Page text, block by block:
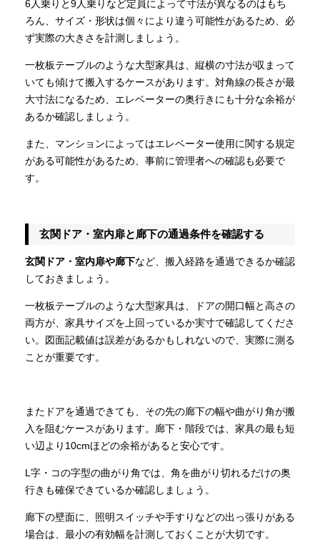
6人乗りと9人乗りなど定員によって寸法が異なるのはもち
ろん、サイズ・形状は個々により違う可能性があるため、必
ず実際の大きさを計測しましょう。
一枚板テーブルのような大型家具は、縦横の寸法が収まって
いても傾けて搬入するケースがあります。対角線の長さが最
大寸法になるため、エレベーターの奥行きにも十分な余裕が
あるか確認しましょう。
また、マンションによってはエレベーター使用に関する規定
がある可能性があるため、事前に管理者への確認も必要で
す。
玄関ドア・室内扉と廊下の通過条件を確認する
玄関ドア・室内扉や廊下など、搬入経路を通過できるか確認
しておきましょう。
一枚板テーブルのような大型家具は、ドアの開口幅と高さの
両方が、家具サイズを上回っているか実寸で確認してくださ
い。図面記載値は誤差があるかもしれないので、実際に測る
ことが重要です。
またドアを通過できても、その先の廊下の幅や曲がり角が搬
入を阻むケースがあります。廊下・階段では、家具の最も短
い辺より10cmほどの余裕があると安心です。
L字・コの字型の曲がり角では、角を曲がり切れるだけの奥
行きも確保できているか確認しましょう。
廊下の壁面に、照明スイッチや手すりなどの出っ張りがある
場合は、最小の有効幅を計測しておくことが大切です。